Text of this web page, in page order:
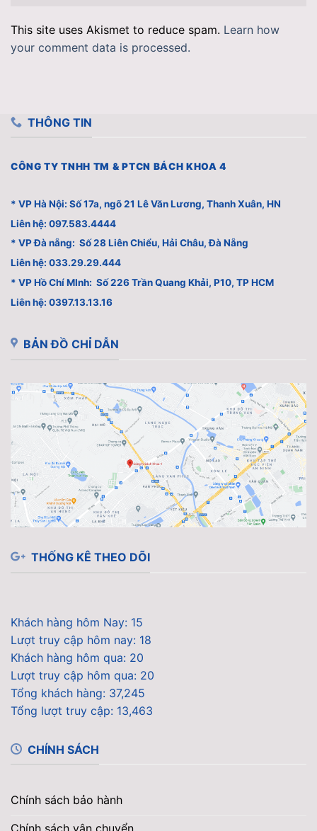
This site uses Akismet to reduce spam. Learn how
your comment data is processed.
THÔNG TIN
CÔNG TY TNHH TM & PTCN BÁCH KHOA 4
* VP Hà Nội: Số 17a, ngõ 21 Lê Văn Lương, Thanh Xuân, HN
Liên hệ: 097.583.4444
* VP Đà nẵng: Số 28 Liên Chiểu, Hải Châu, Đà Nẵng
Liên hệ: 033.29.29.444
* VP Hồ Chí MInh: Số 226 Trần Quang Khải, P10, TP HCM
Liên hệ: 0397.13.13.16
BẢN ĐỒ CHỈ DẪN
THỐNG KÊ THEO DÕI
Khách hàng hôm Nay: 15
Lượt truy cập hôm nay: 18
Khách hàng hôm qua: 20
Lượt truy cập hôm qua: 20
Tổng khách hàng: 37,245
Tổng lượt truy cập: 13,463
CHÍNH SÁCH
Chính sách bảo hành
Chính sách vận chuyển